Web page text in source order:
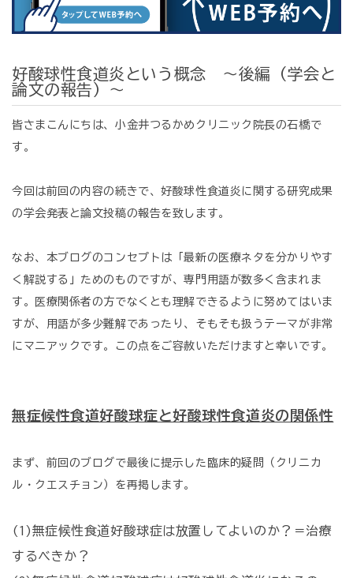
好酸球性食道炎という概念 ～後編（学会と
論文の報告）～
皆さまこんにちは、小金井つるかめクリニック院長の石橋で
す。
今回は前回の内容の続きで、好酸球性食道炎に関する研究成果
の学会発表と論文投稿の報告を致します。
なお、本ブログのコンセプトは「最新の医療ネタを分かりやす
く解説する」ためのものですが、専門用語が数多く含まれま
す。医療関係者の方でなくとも理解できるように努めてはいま
すが、用語が多少難解であったり、そもそも扱うテーマが非常
にマニアックです。この点をご容赦いただけますと幸いです。
無症候性食道好酸球症と好酸球性食道炎の関係性
まず、前回のブログで最後に提示した臨床的疑問（クリニカ
ル・クエスチョン）を再掲します。
(1)無症候性食道好酸球症は放置してよいのか？＝治療
するべきか？